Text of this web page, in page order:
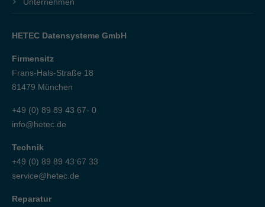
HETEC Datensysteme GmbH
Firmensitz
Frans-Hals-Straße 18
81479 München
+49 (0) 89 89 43 67- 0
info@hetec.de
Technik
+49 (0) 89 89 43 67 33
service@hetec.de
Reparatur